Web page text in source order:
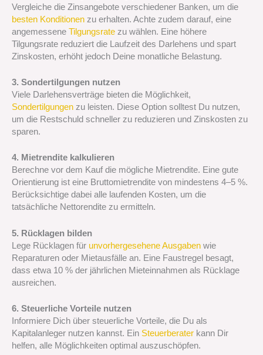
Vergleiche die Zinsangebote verschiedener Banken, um die
besten Konditionen zu erhalten. Achte zudem darauf, eine
angemessene Tilgungsrate zu wählen. Eine höhere
Tilgungsrate reduziert die Laufzeit des Darlehens und spart
Zinskosten, erhöht jedoch Deine monatliche Belastung.
3. Sondertilgungen nutzen
Viele Darlehensverträge bieten die Möglichkeit,
Sondertilgungen zu leisten. Diese Option solltest Du nutzen,
um die Restschuld schneller zu reduzieren und Zinskosten zu
sparen.
4. Mietrendite kalkulieren
Berechne vor dem Kauf die mögliche Mietrendite. Eine gute
Orientierung ist eine Bruttomietrendite von mindestens 4–5 %.
Berücksichtige dabei alle laufenden Kosten, um die
tatsächliche Nettorendite zu ermitteln.
5. Rücklagen bilden
Lege Rücklagen für unvorhergesehene Ausgaben wie
Reparaturen oder Mietausfälle an. Eine Faustregel besagt,
dass etwa 10 % der jährlichen Mieteinnahmen als Rücklage
ausreichen.
6. Steuerliche Vorteile nutzen
Informiere Dich über steuerliche Vorteile, die Du als
Kapitalanleger nutzen kannst. Ein Steuerberater kann Dir
helfen, alle Möglichkeiten optimal auszuschöpfen.